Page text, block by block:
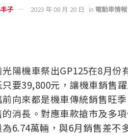
子 2023 年 08 月 20 日 in 電動車情報
陽機車祭出GP125在8月
要39,800元，讓機車銷售
前向來都是機車傳統銷售旺
消長。對應車款搶市及多
為6.74萬輛，與6月銷售差